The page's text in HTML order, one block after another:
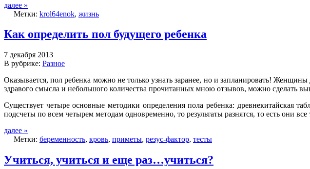
далее »
Метки: krol64enok, жизнь
Как определить пол будущего ребенка
7 декабря 2013
В рубрике: Разное
Оказывается, пол ребенка можно не только узнать заранее, но и запланировать!
здравого смысла и небольшого количества прочитанных мною отзывов, можно сделать
Существует четыре основные методики определения пола ребенка: древнекитайская
подсчеты по всем четырем методам одновременно, то результаты разнятся, то есть они
далее »
Метки: беременность, кровь, приметы, резус-фактор, тесты
Учиться, учиться и еще раз…учиться?